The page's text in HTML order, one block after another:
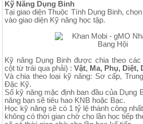
Kỹ Năng Dụng Binh
Tại giao diện Thuộc Tính Dụng Binh,
vào giao diện Kỹ năng học tập.
Kỹ năng Dụng Binh được chia theo
cột từ trái qua phải) : Vật, Ma, Phụ, Diệt,
Và chia theo loại kỹ năng: Sơ cấp,
Đặc Kỹ.
Số kỹ năng mặc định ban đầu của Dụng
năng bạn sẽ tiêu hao KNB hoặc Bạc.
Học kỹ năng sẽ có 1 tỷ lệ thành công
không có thời gian chờ cho lần học tiếp